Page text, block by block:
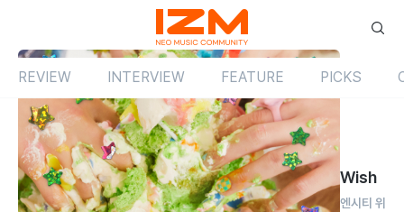
REVIEW INTERVIEW FEATURE PICKS
Review 싱글 국내
Wish
엔시티 위